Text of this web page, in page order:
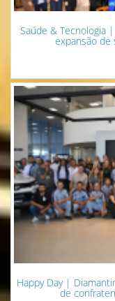
Saúde & Tecnologia
expansão de
Happy Day |
de